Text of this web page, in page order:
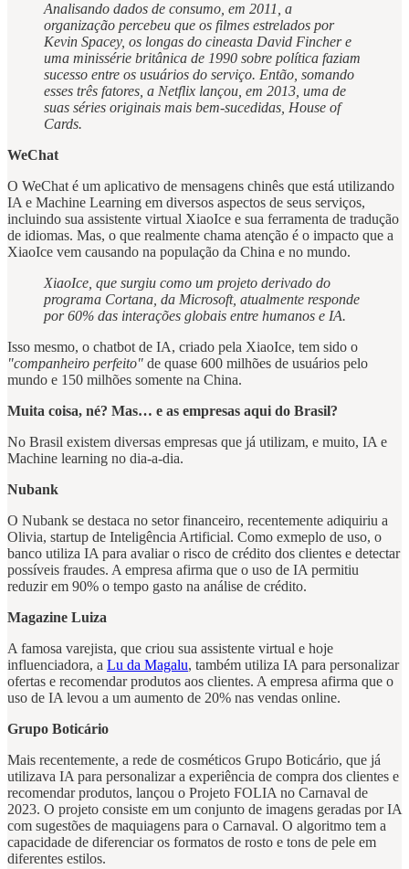
Analisando dados de consumo, em 2011, a
organização percebeu que os filmes estrelados por
Kevin Spacey, os longas do cineasta David Fincher e
uma minissérie britânica de 1990 sobre política faziam
sucesso entre os usuários do serviço. Então, somando
esses três fatores, a Netflix lançou, em 2013, uma de
suas séries originais mais bem-sucedidas, House of
Cards.
WeChat
O WeChat é um aplicativo de mensagens chinês que está utilizando
IA e Machine Learning em diversos aspectos de seus serviços,
incluindo sua assistente virtual XiaoIce e sua ferramenta de tradução
de idiomas. Mas, o que realmente chama atenção é o impacto que a
XiaoIce vem causando na população da China e no mundo.
XiaoIce, que surgiu como um projeto derivado do
programa Cortana, da Microsoft, atualmente responde
por 60% das interações globais entre humanos e IA.
Isso mesmo, o chatbot de IA, criado pela XiaoIce, tem sido o
"companheiro perfeito" de quase 600 milhões de usuários pelo
mundo e 150 milhões somente na China.
Muita coisa, né? Mas… e as empresas aqui do Brasil?
No Brasil existem diversas empresas que já utilizam, e muito, IA e
Machine learning no dia-a-dia.
Nubank
O Nubank se destaca no setor financeiro, recentemente adiquiriu a
Olivia, startup de Inteligência Artificial. Como exmeplo de uso, o
banco utiliza IA para avaliar o risco de crédito dos clientes e detectar
possíveis fraudes. A empresa afirma que o uso de IA permitiu
reduzir em 90% o tempo gasto na análise de crédito.
Magazine Luiza
A famosa varejista, que criou sua assistente virtual e hoje
influenciadora, a Lu da Magalu, também utiliza IA para personalizar
ofertas e recomendar produtos aos clientes. A empresa afirma que o
uso de IA levou a um aumento de 20% nas vendas online.
Grupo Boticário
Mais recentemente, a rede de cosméticos Grupo Boticário, que já
utilizava IA para personalizar a experiência de compra dos clientes e
recomendar produtos, lançou o Projeto FOLIA no Carnaval de
2023. O projeto consiste em um conjunto de imagens geradas por IA
com sugestões de maquiagens para o Carnaval. O algoritmo tem a
capacidade de diferenciar os formatos de rosto e tons de pele em
diferentes estilos.